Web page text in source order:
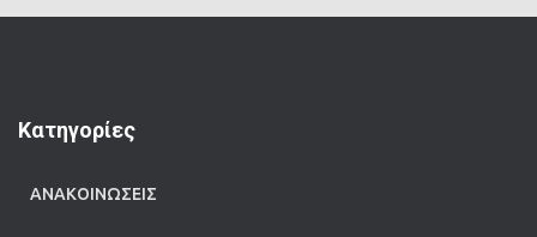
Kατηγορίες
ΑΝΑΚΟΙΝΩΣΕΙΣ